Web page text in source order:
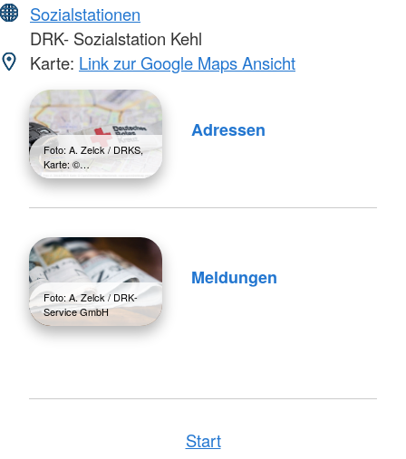
Sozialstationen
DRK- Sozialstation Kehl
Karte: Link zur Google Maps Ansicht
Foto: A. Zelck / DRKS,
Karte: ©…
Adressen
Foto: A. Zelck / DRK-
Service GmbH
Meldungen
Start